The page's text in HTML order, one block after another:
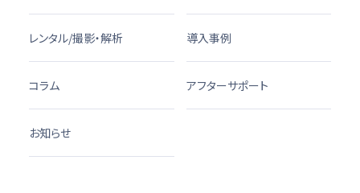
レンタル/撮影・解析 導入事例
コラム アフターサポート
お知らせ